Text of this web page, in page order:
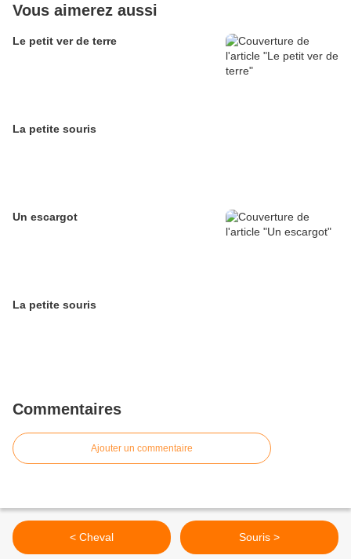
Vous aimerez aussi
Le petit ver de terre
La petite souris
Un escargot
La petite souris
Commentaires
Ajouter un commentaire
< Cheval Souris >